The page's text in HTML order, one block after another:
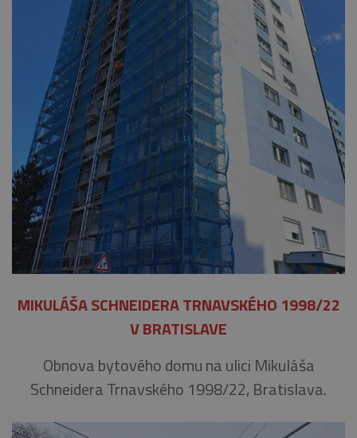
MIKULÁŠA SCHNEIDERA TRNAVSKÉHO 1998/22
V BRATISLAVE
Obnova bytového domu na ulici Mikuláša
Schneidera Trnavského 1998/22, Bratislava.